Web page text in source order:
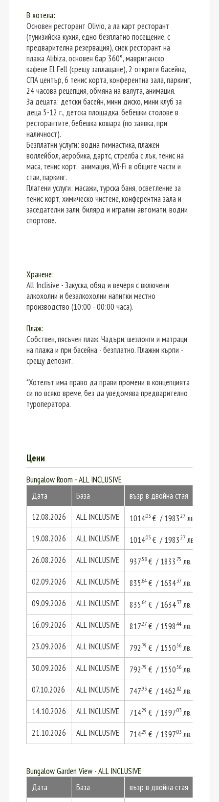
В хотела:
Основен ресторант Olivio, а ла карт ресторант
(тунизийска кухня, едно безплатно посещение, с
предварителна резервация), снек ресторант на
плажа Alibiza, основен бар 360°, мавританско
кафене El Fell (срещу заплащане), 2 открити басейна,
СПА център, 6 тенис корта, конферентна зала, паркинг,
24 часова рецепция, обмяна на валута, анимация.
За децата: детски басейн, мини диско, мини клуб за
деца 5-12 г., детска площадка, бебешки столове в
ресторантите, бебешка кошара (по заявка, при
наличност).
Безплатни услуги: водна гимнастика, плажен
воллейбол, аеробика, дартс, стрелба с лък, тенис на
маса, тенис корт, анимация, Wi-Fi в общите части и
стаи, паркинг.
Платени услуги: масажи, турска баня, осветление за
тенис корт, химическо чистене, конферентна зала и
заседателни зали, билярд и игрални автомати, водни
спортове.
Хранене:
All Inclisive - Закуска, обяд и вечеря с включени
алкохолни и безалкохолни напитки местно
производство (10:00 - 00:00 часа).
Плаж:
Собствен, пясъчен плаж. Чадъри, шезлонги и матраци
на плажа и при басейна - безплатно. Плажни кърпи -
срещу депозит.
*Хотелът има право да прави промени в концепцията
си по всяко време, без да уведомява предварително
туроператора.
Цени
Bungalow Room - ALL INCLUSIVE
Дата
База възр в двойна стая
12.08.2026
ALL INCLUSIVE 1014.03€ / 1983.27лв.
19.08.2026
ALL INCLUSIVE 1014.03€ / 1983.27лв.
26.08.2026
ALL INCLUSIVE 937.58€ / 1833.75 лв.
02.09.2026
ALL INCLUSIVE 835.64€ / 1634.37лв.
09.09.2026
ALL INCLUSIVE 835.64€ / 1634.37лв.
16.09.2026
ALL INCLUSIVE 817.27€ / 1598.44лв.
23.09.2026
ALL INCLUSIVE 792.79 € / 1550.56лв.
30.09.2026
ALL INCLUSIVE 792.79 € / 1550.56лв.
07.10.2026
ALL INCLUSIVE 747.93€ / 1462.82 лв.
14.10.2026
ALL INCLUSIVE 714.29 € / 1397.03лв.
21.10.2026
ALL INCLUSIVE 714.29 € / 1397.03лв.
Bungalow Garden View - ALL INCLUSIVE
Дата
База възр в двойна стая